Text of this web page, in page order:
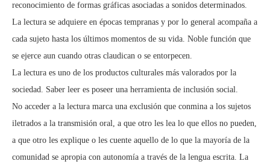
reconocimiento de formas gráficas asociadas a sonidos determinados.
La lectura se adquiere en épocas tempranas y por lo general acompaña a
cada sujeto hasta los últimos momentos de su vida. Noble función que
se ejerce aun cuando otras claudican o se entorpecen.
La lectura es uno de los productos culturales más valorados por la
sociedad. Saber leer es poseer una herramienta de inclusión social.
No acceder a la lectura marca una exclusión que conmina a los sujetos
iletrados a la transmisión oral, a que otro les lea lo que ellos no pueden,
a que otro les explique o les cuente aquello de lo que la mayoría de la
comunidad se apropia con autonomía a través de la lengua escrita. La